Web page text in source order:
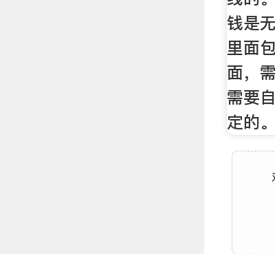
钱是
里面
面，
需要
定的。